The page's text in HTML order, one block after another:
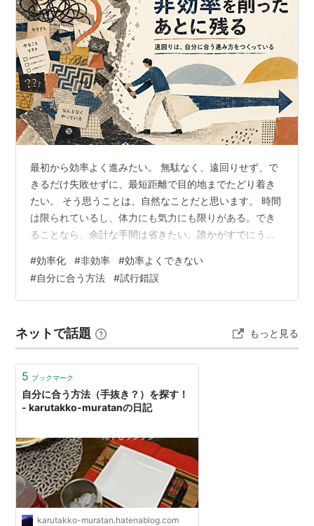
最初から効率よく進みたい。 無駄なく、遠回りせず、で
きるだけ失敗せずに、最短距離で目的地までたどり着き
たい。 そう思うことは、自然なことだと思います。 時間
は限られているし、体力にも気力にも限りがある。でき
ることなら、余計な手間は省きたい。誰かがすでにうま
けれど、効率とは本当に、最初から手に入れられるもの
なのでしょうか。 もしかすると効率とは、最初からきれ
いに用意された道ではなく、非効率な時間の中から、不
しれません。 この記事では、効率よくできない自分を責
める前に、非効率な時間がどんな意味を持…
#効率化 #非効率 #効率よくできない
#自分に合う方法 #試行錯誤
ネットで話題 もっと見る
5 ブックマーク
自分に合う方法（手抜き？）を探す！
- karutakko-muratanの日記
karutakko-muratan.hatenablog.com